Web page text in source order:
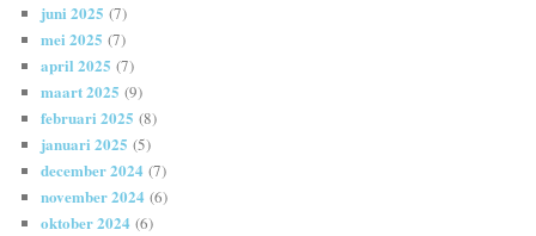
juni 2025 (7)
mei 2025 (7)
april 2025 (7)
maart 2025 (9)
februari 2025 (8)
januari 2025 (5)
december 2024 (7)
november 2024 (6)
oktober 2024 (6)